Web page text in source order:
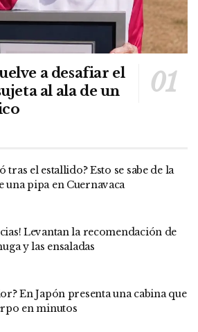
a desafiar el
al ala de un
tras el estallido? Esto se sabe de la
una pipa en Cuernavaca
Levantan la recomendación de
y las ensaladas
En Japón presenta una cabina que
en minutos